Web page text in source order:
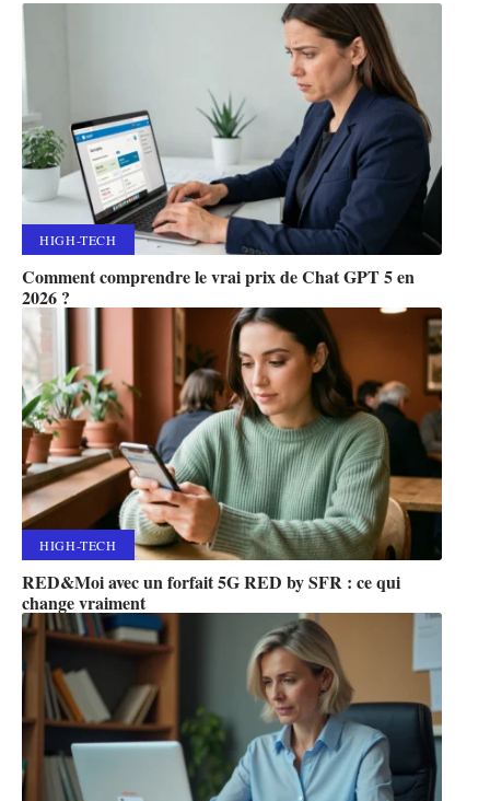
HIGH-TECH
Comment comprendre le vrai prix de Chat GPT 5 en
2026 ?
HIGH-TECH
RED&Moi avec un forfait 5G RED by SFR : ce qui
change vraiment